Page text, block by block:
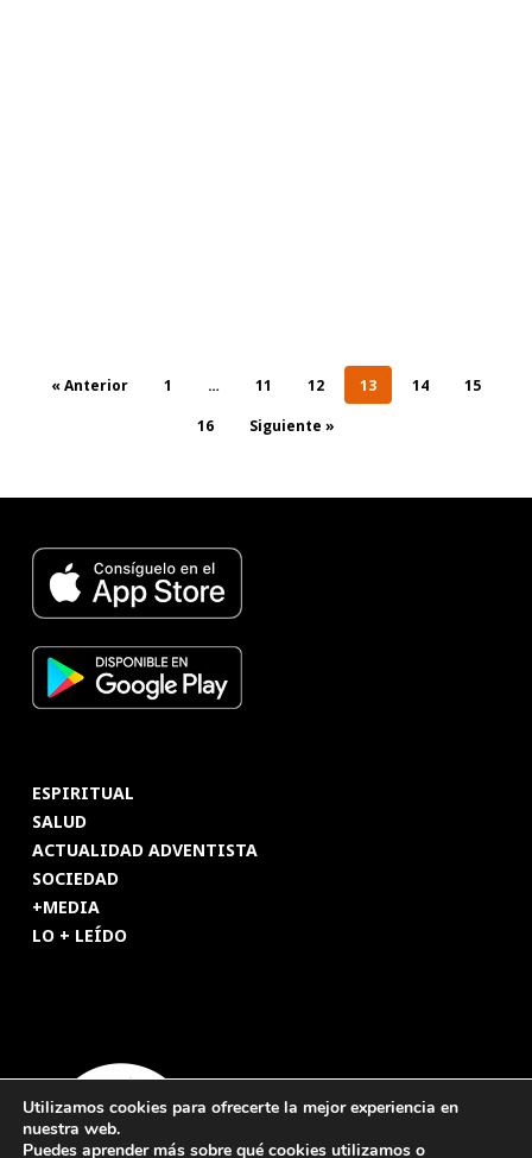
« Anterior 1 … 11 12 13 14
15
16
Siguiente »
ESPIRITUAL
SALUD
ACTUALIDAD ADVENTISTA
SOCIEDAD
+MEDIA
LO + LEÍDO
Utilizamos cookies para ofrecerte la mejor experiencia en
nuestra web.
Puedes aprender más sobre qué cookies utilizamos o